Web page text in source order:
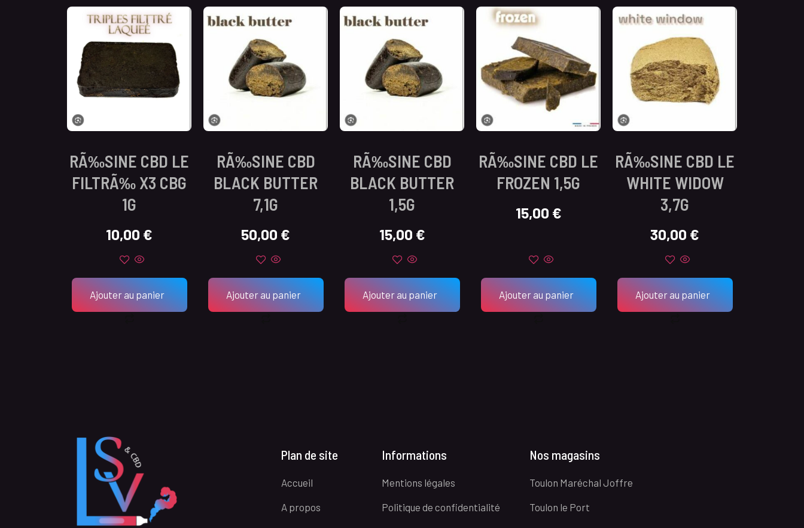
RÃ‰SINE CBD LE
FILTRÃ‰ X3 CBG
1G
10,00 €
Ajouter au panier
RÃ‰SINE CBD
BLACK BUTTER
7,1G
50,00 €
Ajouter au panier
RÃ‰SINE CBD
BLACK BUTTER
1,5G
15,00 €
Ajouter au panier
RÃ‰SINE CBD LE
FROZEN 1,5G
15,00 €
Ajouter au panier
RÃ‰SINE CBD LE
WHITE WIDOW
3,7G
30,00 €
Ajouter au panier
Plan de site
Accueil
A propos
Informations
Mentions légales
Politique de confidentialité
Nos magasins
Toulon Maréchal Joffre
Toulon le Port